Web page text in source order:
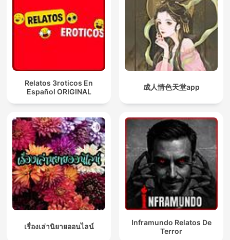
Relatos 3roticos En
Español ORIGINAL
成人情色天堂app
เรื่องเล่านิยายออนไลน์
Inframundo Relatos De
Terror